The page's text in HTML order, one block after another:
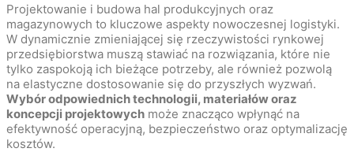
Projektowanie i budowa hal produkcyjnych oraz
magazynowych to kluczowe aspekty nowoczesnej logistyki.
W dynamicznie zmieniającej się rzeczywistości rynkowej
przedsiębiorstwa muszą stawiać na rozwiązania, które nie
tylko zaspokoją ich bieżące potrzeby, ale również pozwolą
na elastyczne dostosowanie się do przyszłych wyzwań.
Wybór odpowiednich technologii, materiałów oraz
koncepcji projektowych może znacząco wpłynąć na
efektywność operacyjną, bezpieczeństwo oraz optymalizację
kosztów.